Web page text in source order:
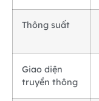
Thông suất
Giao diện
truyền thông